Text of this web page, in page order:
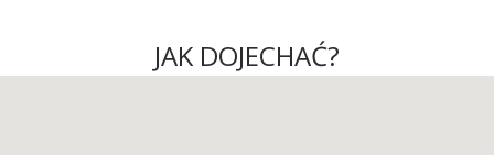
JAK DOJECHAĆ?